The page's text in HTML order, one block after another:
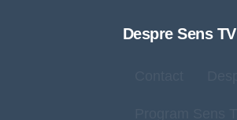
Despre Sens TV